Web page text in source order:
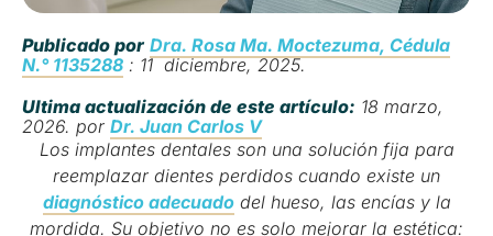
Publicado por Dra. Rosa Ma. Moctezuma, Cédula
N.° 1135288 : 11 diciembre, 2025.
Ultima actualización de este artículo: 18 marzo,
2026. por Dr. Juan Carlos V
Los implantes dentales son una solución fija para
reemplazar dientes perdidos cuando existe un
diagnóstico adecuadodel hueso, las encías y la
mordida. Su objetivo no es solo mejorar la estética: